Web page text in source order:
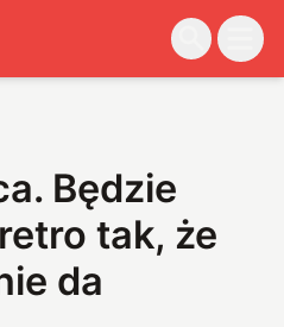
Będzie
tak, że
da